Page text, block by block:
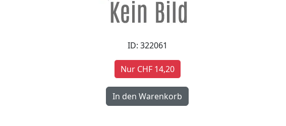
ID: 322061
Nur CHF 14,20